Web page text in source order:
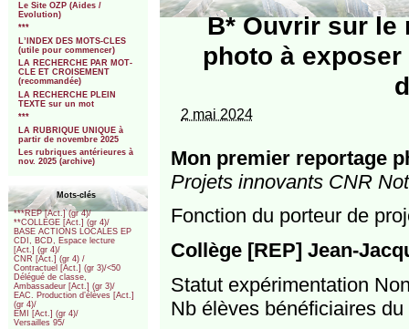
Le Site OZP (Aides /
Evolution)
***
L’INDEX DES MOTS-CLES
(utile pour commencer)
LA RECHERCHE PAR MOT-
CLE ET CROISEMENT
(recommandée)
LA RECHERCHE PLEIN
TEXTE sur un mot
***
LA RUBRIQUE UNIQUE à
partir de novembre 2025
Les rubriques antérieures à
nov. 2025 (archive)
Mots-clés
***REP [Act.] (gr 4)/
**COLLEGE [Act.] (gr 4)/
BASE ACTIONS LOCALES EP
CDI, BCD, Espace lecture
[Act.] (gr 4)/
CNR [Act.] (gr 4) /
Contractuel [Act.] (gr 3)/<50
Délégué de classe,
Ambassadeur [Act.] (gr 3)/
EAC. Production d’élèves [Act.]
(gr 4)/
EMI [Act.] (gr 4)/
Versailles 95/
B* Ouvrir sur le
photo à exposer
2 mai 2024
Mon premier reportage
Projets innovants CNR
Fonction du porteur de
Collège [REP] Jean-
Statut expérimentation
Nb élèves bénéficiaires